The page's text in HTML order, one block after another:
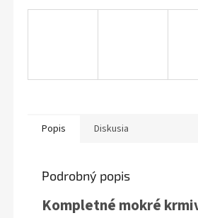
Popis Diskusia
Podrobný popis
Kompletné mokré